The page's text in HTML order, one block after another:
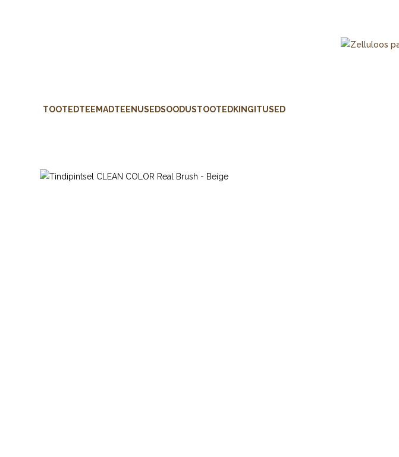
TOOTEDTEEMADTEENUSEDSOODUSTOOTEDKINGITUSED